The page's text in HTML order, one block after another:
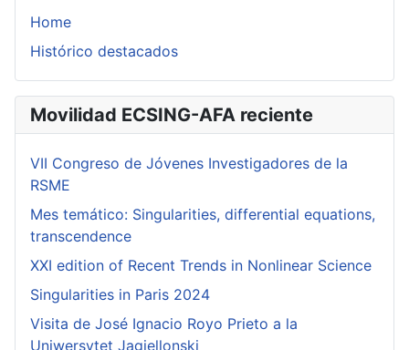
Home
Histórico destacados
Movilidad ECSING-AFA reciente
VII Congreso de Jóvenes Investigadores de la
RSME
Mes temático: Singularities, differential equations,
transcendence
XXI edition of Recent Trends in Nonlinear Science
Singularities in Paris 2024
Visita de José Ignacio Royo Prieto a la
Uniwersytet Jagiellonski